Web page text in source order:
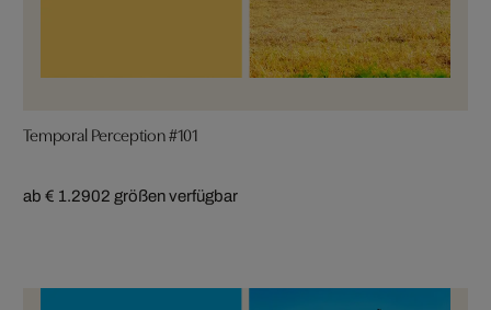
Temporal Perception #101
ab € 1.2902 größen verfügbar